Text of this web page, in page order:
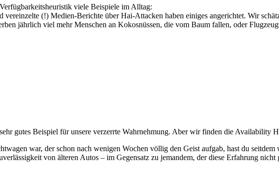
viele Beispiele im Alltag:
vereinzelte (!) Medien-Berichte über Hai-Attacken haben einiges angerichtet. Wir
jährlich viel mehr Menschen an Kokosnüssen, die vom Baum fallen, oder
gutes Beispiel für unsere verzerrte Wahrnehmung. Aber wir finden die Availability
war, der schon nach wenigen Wochen völlig den Geist aufgab, hast du
von älteren Autos – im Gegensatz zu jemandem, der diese Erfahrung